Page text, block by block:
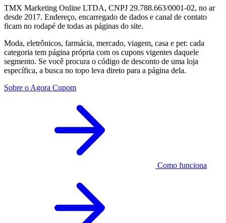
TMX Marketing Online LTDA, CNPJ 29.788.663/0001-02, no ar
desde 2017. Endereço, encarregado de dados e canal de contato
ficam no rodapé de todas as páginas do site.
Moda, eletrônicos, farmácia, mercado, viagem, casa e pet: cada
categoria tem página própria com os cupons vigentes daquele
segmento. Se você procura o código de desconto de uma loja
específica, a busca no topo leva direto para a página dela.
Sobre o Agora Cupom
Como funciona